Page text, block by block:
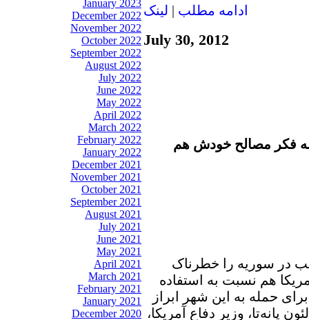
January 2023
December 2022
November 2022
October 2022
September 2022
August 2022
July 2022
June 2022
May 2022
April 2022
March 2022
February 2022
January 2022
December 2021
November 2021
October 2021
September 2021
August 2021
July 2021
June 2021
May 2021
April 2021
March 2021
February 2021
January 2021
December 2020
ادامه مطلب | لينک
July 30, 2012
به فکر مصالح خودش هم
در سوریه را خطرناک
هم نسبت به استفاده
حمله به این شهر ابراز
پانه‌تا، وزیر دفاع آمریکا،